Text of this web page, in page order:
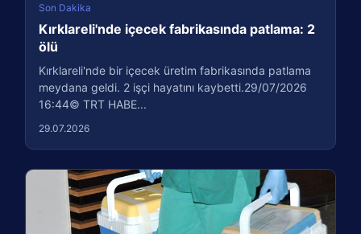
Son Dakika
Kırklareli'nde içecek fabrikasında patlama: 2
ölü
Kırklareli'nde bir içecek üretim fabrikasında patlama
meydana geldi. 2 işçi hayatını kaybetti.29/07/2026
16:44© TRT HABE...
29.07.2026